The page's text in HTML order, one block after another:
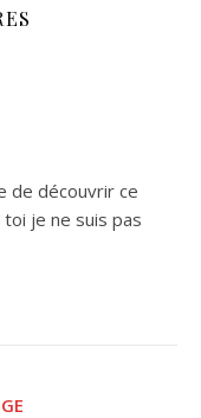
de découvrir ce
je ne suis pas